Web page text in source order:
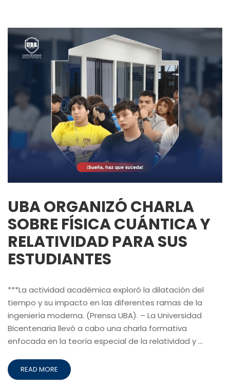
UBA ORGANIZÓ CHARLA
SOBRE FÍSICA CUÁNTICA Y
RELATIVIDAD PARA SUS
ESTUDIANTES
***La actividad académica exploró la dilatación del
tiempo y su impacto en las diferentes ramas de la
ingeniería moderna. (Prensa UBA). – La Universidad
Bicentenaria llevó a cabo una charla formativa
enfocada en la teoría especial de la relatividad y …
READ MORE